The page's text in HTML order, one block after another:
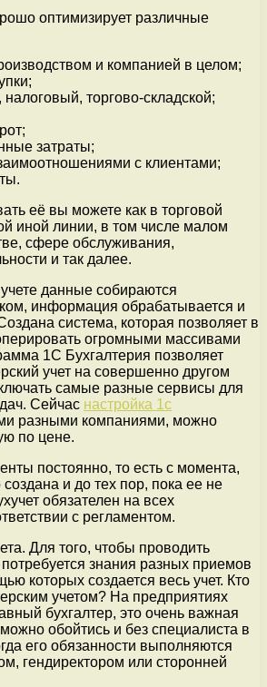
оптимизирует различные
и компанией в целом;
торгово-складской;
затраты;
с клиентами;
её вы можете как в торговой
иной линии, в том числе малом
сфере обслуживания,
и так далее.
данные собираются
информация обрабатывается и
система, которая позволяет в
огромными массивами
1С Бухгалтерия позволяет
учет на совершенно другом
самые разные сервисы для
Сейчас настройка 1с
разными компаниями, можно
по цене.
постоянно, то есть с момента,
и до тех пор, пока ее не
обязателен на всех
с регламентом.
Для того, чтобы проводить
потребуется знания разных приемов
которых создается весь учет. Кто
учетом? На предприятиях
бухгалтер, это очень важная
обойтись и без специалиста в
его обязанности выполняются
гендиректором или сторонней